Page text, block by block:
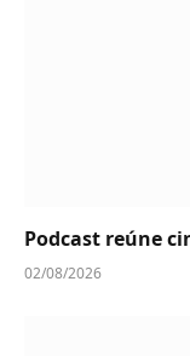
Podcast reúne
02/08/2026